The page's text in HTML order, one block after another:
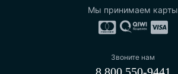
Мы принимаем карты
Звоните нам
8 800 550-9441